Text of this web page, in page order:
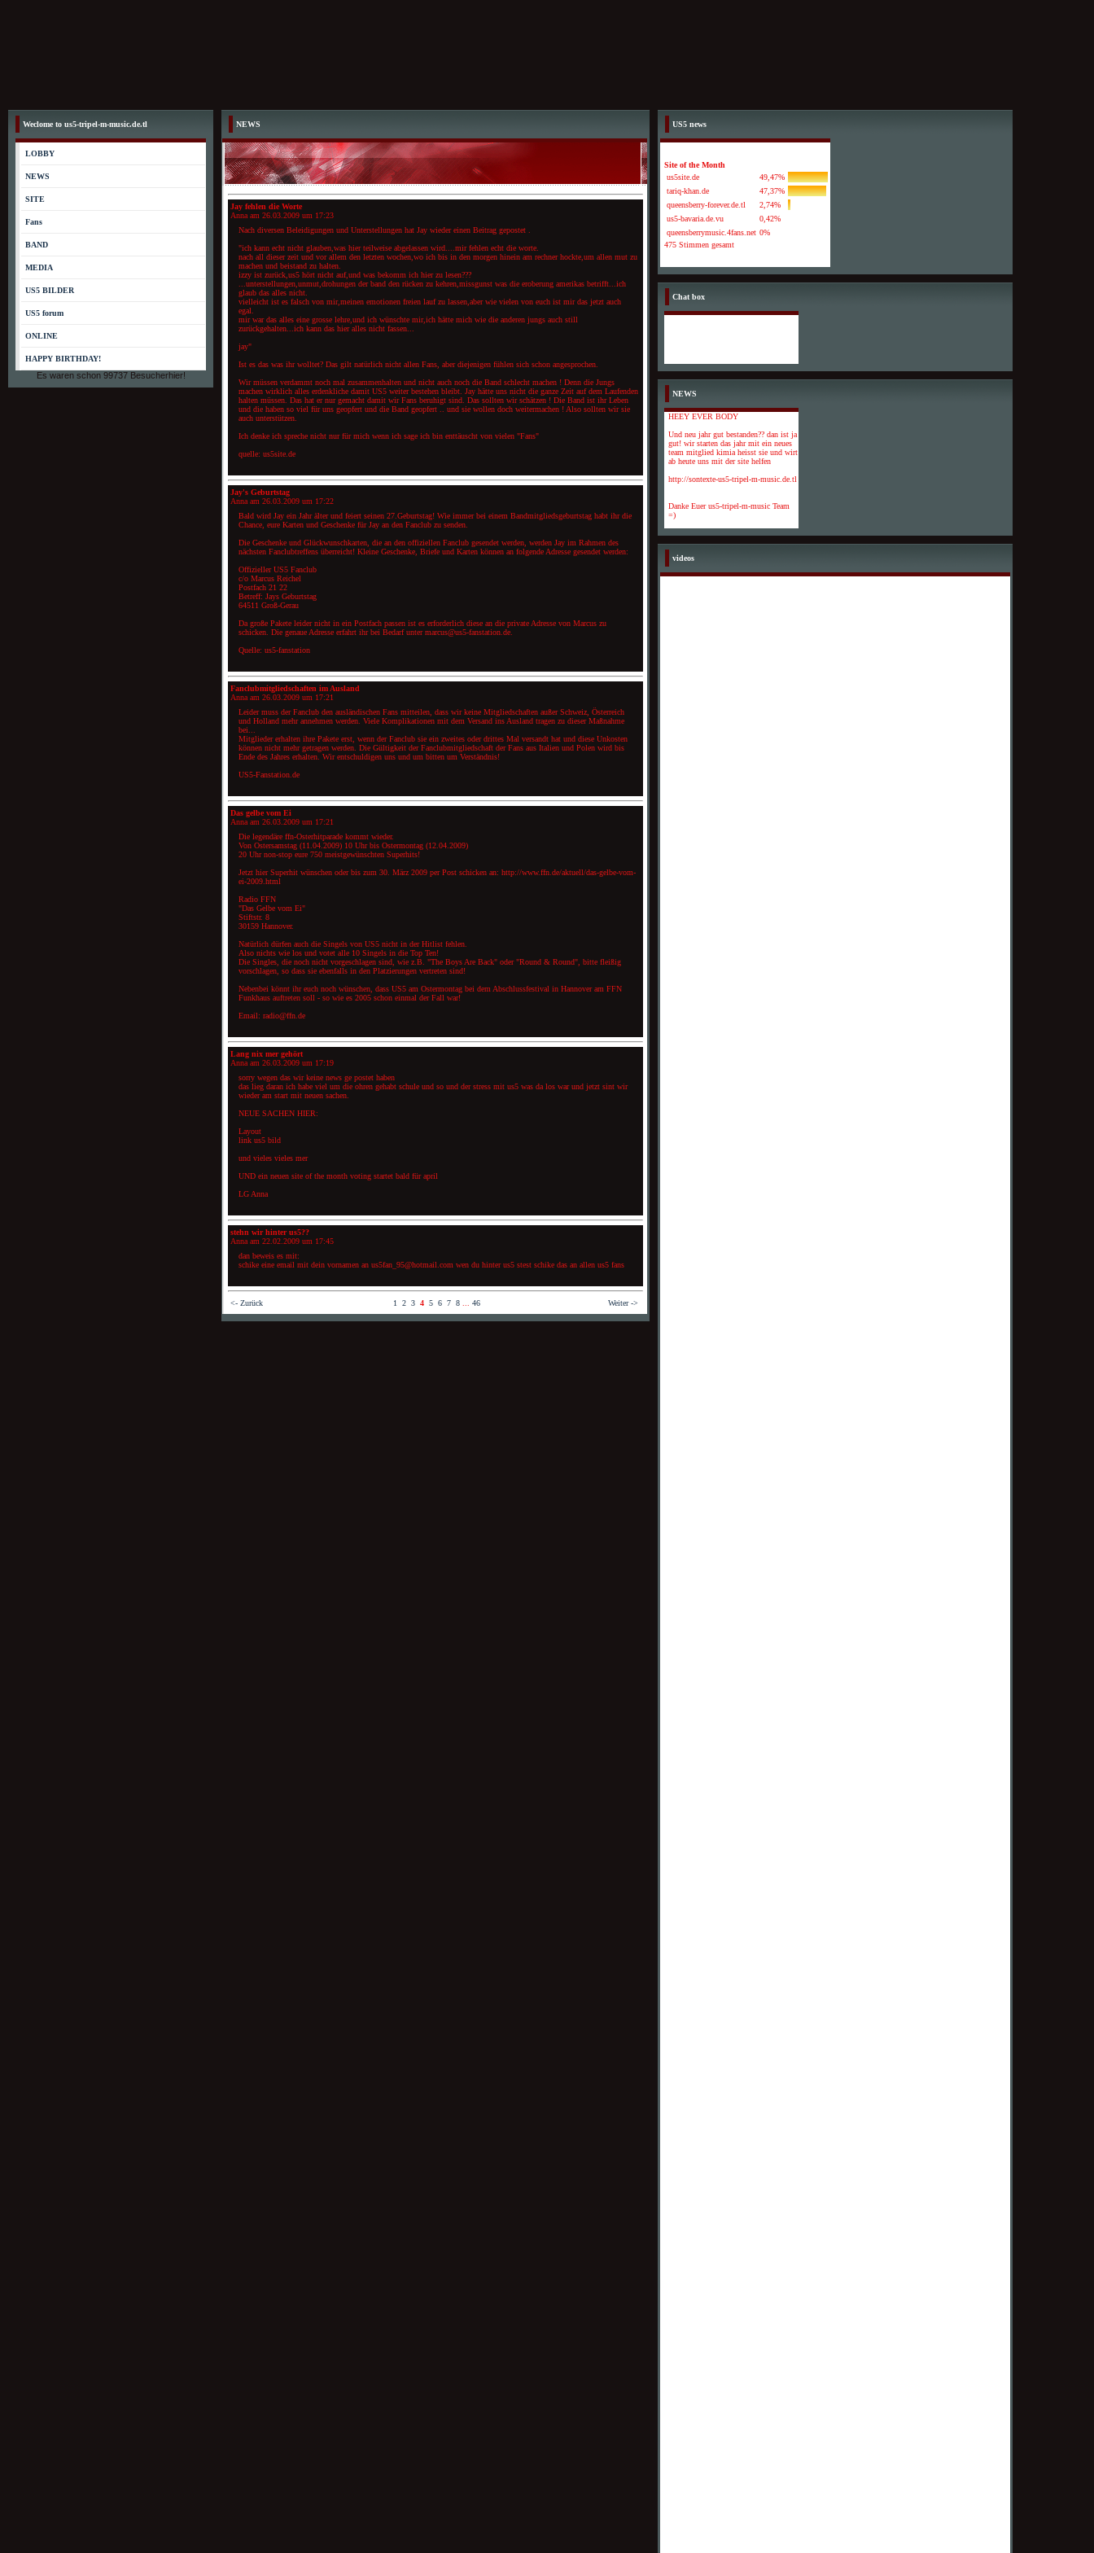
Weclome to us5-tripel-m-music.de.tl
LOBBY
NEWS
SITE
Fans
BAND
MEDIA
US5 BILDER
US5 forum
ONLINE
HAPPY BIRTHDAY! ­
Es waren schon 99737 Besucherhier!
NEWS
Jay fehlen die Worte
Anna am 26.03.2009 um 17:23
Nach diversen Beleidigungen und Unterstellungen hat Jay wieder einen Beitrag gepostet .
"ich kann echt nicht glauben,was hier teilweise abgelassen wird....mir fehlen echt die worte.
nach all dieser zeit und vor allem den letzten wochen,wo ich bis in den morgen hinein am rechner hockte,um allen mut zu
machen und beistand zu halten.
izzy ist zurück,us5 hört nicht auf,und was bekomm ich hier zu lesen???
...unterstellungen,unmut,drohungen der band den rücken zu kehren,missgunst was die eroberung amerikas betrifft...ich
glaub das alles nicht.
vielleicht ist es falsch von mir,meinen emotionen freien lauf zu lassen,aber wie vielen von euch ist mir das jetzt auch
egal.
mir war das alles eine grosse lehre,und ich wünschte mir,ich hätte mich wie die anderen jungs auch still
zurückgehalten...ich kann das hier alles nicht fassen...
jay"
Ist es das was ihr wolltet? Das gilt natürlich nicht allen Fans, aber diejenigen fühlen sich schon angesprochen.
Wir müssen verdammt noch mal zusammenhalten und nicht auch noch die Band schlecht machen ! Denn die Jungs
machen wirklich alles erdenkliche damit US5 weiter bestehen bleibt. Jay hätte uns nicht die ganze Zeit auf dem Laufenden
halten müssen. Das hat er nur gemacht damit wir Fans beruhigt sind. Das sollten wir schätzen ! Die Band ist ihr Leben
und die haben so viel für uns geopfert und die Band geopfert .. und sie wollen doch weitermachen ! Also sollten wir sie
auch unterstützen.
Ich denke ich spreche nicht nur für mich wenn ich sage ich bin enttäuscht von vielen "Fans"
quelle: us5site.de
Jay's Geburtstag
Anna am 26.03.2009 um 17:22
Bald wird Jay ein Jahr älter und feiert seinen 27.Geburtstag! Wie immer bei einem Bandmitgliedsgeburtstag habt ihr die
Chance, eure Karten und Geschenke für Jay an den Fanclub zu senden.
Die Geschenke und Glückwunschkarten, die an den offiziellen Fanclub gesendet werden, werden Jay im Rahmen des
nächsten Fanclubtreffens überreicht! Kleine Geschenke, Briefe und Karten können an folgende Adresse gesendet werden:
Offizieller US5 Fanclub
c/o Marcus Reichel
Postfach 21 22
Betreff: Jays Geburtstag
64511 Groß-Gerau
Da große Pakete leider nicht in ein Postfach passen ist es erforderlich diese an die private Adresse von Marcus zu
schicken. Die genaue Adresse erfahrt ihr bei Bedarf unter marcus@us5-fanstation.de.
Quelle: us5-fanstation
Fanclubmitgliedschaften im Ausland
Anna am 26.03.2009 um 17:21
Leider muss der Fanclub den ausländischen Fans mitteilen, dass wir keine Mitgliedschaften außer Schweiz, Österreich
und Holland mehr annehmen werden. Viele Komplikationen mit dem Versand ins Ausland tragen zu dieser Maßnahme
bei...
Mitglieder erhalten ihre Pakete erst, wenn der Fanclub sie ein zweites oder drittes Mal versandt hat und diese Unkosten
können nicht mehr getragen werden. Die Gültigkeit der Fanclubmitgliedschaft der Fans aus Italien und Polen wird bis
Ende des Jahres erhalten. Wir entschuldigen uns und um bitten um Verständnis!
US5-Fanstation.de
Das gelbe vom Ei
Anna am 26.03.2009 um 17:21
Die legendäre ffn-Osterhitparade kommt wieder.
Von Ostersamstag (11.04.2009) 10 Uhr bis Ostermontag (12.04.2009)
20 Uhr non-stop eure 750 meistgewünschten Superhits!
Jetzt hier Superhit wünschen oder bis zum 30. März 2009 per Post schicken an: http://www.ffn.de/aktuell/das-gelbe-vom-
ei-2009.html
Radio FFN
"Das Gelbe vom Ei"
Stiftstr. 8
30159 Hannover.
Natürlich dürfen auch die Singels von US5 nicht in der Hitlist fehlen.
Also nichts wie los und votet alle 10 Singels in die Top Ten!
Die Singles, die noch nicht vorgeschlagen sind, wie z.B. "The Boys Are Back" oder "Round & Round", bitte fleißig
vorschlagen, so dass sie ebenfalls in den Platzierungen vertreten sind!
Nebenbei könnt ihr euch noch wünschen, dass US5 am Ostermontag bei dem Abschlussfestival in Hannover am FFN
Funkhaus auftreten soll - so wie es 2005 schon einmal der Fall war!
Email: radio@ffn.de
Lang nix mer gehört
Anna am 26.03.2009 um 17:19
sorry wegen das wir keine news ge postet haben
das lieg daran ich habe viel um die ohren gehabt schule und so und der stress mit us5 was da los war und jetzt sint wir
wieder am start mit neuen sachen.
NEUE SACHEN HIER:
Layout
link us5 bild
und vieles vieles mer
UND ein neuen site of the month voting startet bald für april
LG Anna
stehn wir hinter us5??
Anna am 22.02.2009 um 17:45
dan beweis es mit:
schike eine email mit dein vornamen an us5fan_95@hotmail.com wen du hinter us5 stest schike das an allen us5 fans
<- Zurück 1 2 3 4 5 6 7 8... 46 Weiter ->
US5 news
Site of the Month
us5site.de
49,47%
tariq-khan.de
47,37%
queensberry-forever.de.tl
2,74%
us5-bavaria.de.vu
0,42%
queensberrymusic.4fans.net 0%
475 Stimmen gesamt
Chat box
NEWS
HEEY EVER BODY
Und neu jahr gut bestanden?? dan ist ja
gut! wir starten das jahr mit ein neues
team mitglied kimia heisst sie und wirt
ab heute uns mit der site helfen
http://sontexte-us5-tripel-m-music.de.tl
Danke Euer us5-tripel-m-music Team
=)
videos